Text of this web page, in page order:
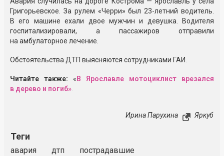
Григорьевское. За рулем «Черри» был 23-летний водитель.
В его машине ехали двое мужчин и девушка. Водителя
госпитализировали, а пассажиров отправили
на амбулаторное лечение.
Обстоятельства ДТП выясняются сотрудниками ГАИ.
Читайте также: « В Ярославле мотоциклист врезался
в дерево и погиб».
Ирина Парухина Яркуб
Теги
авария дтп пострадавшие